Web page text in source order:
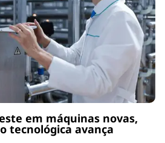
em máquinas novas,
tecnológica avança